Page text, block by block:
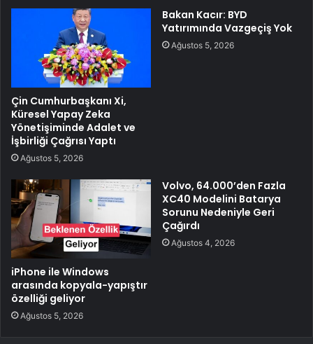
Çin Cumhurbaşkanı Xi,
Küresel Yapay Zeka
Yönetişiminde Adalet ve
İşbirliği Çağrısı Yaptı
Ağustos 5, 2026
Bakan Kacır: BYD
Yatırımında Vazgeçiş Yok
Ağustos 5, 2026
iPhone ile Windows
arasında kopyala-yapıştır
özelliği geliyor
Ağustos 5, 2026
Volvo, 64.000’den Fazla
XC40 Modelini Batarya
Sorunu Nedeniyle Geri
Çağırdı
Ağustos 4, 2026